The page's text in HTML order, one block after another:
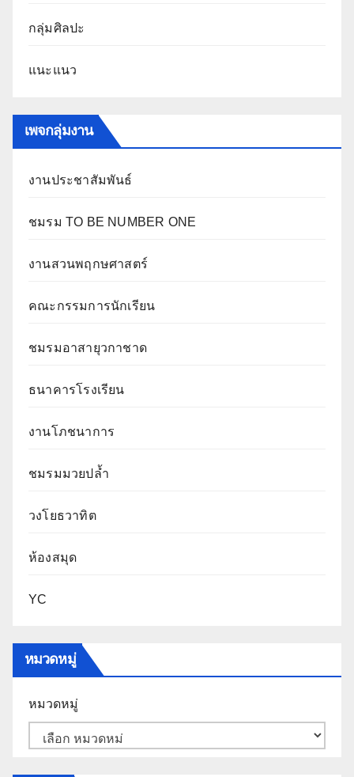
กลุ่มศิลปะ
แนะแนว
เพจกลุ่มงาน
งานประชาสัมพันธ์
ชมรม TO BE NUMBER ONE
งานสวนพฤกษศาสตร์
คณะกรรมการนักเรียน
ชมรมอาสายุวกาชาด
ธนาคารโรงเรียน
งานโภชนาการ
ชมรมมวยปล้ำ
วงโยธวาทิต
ห้องสมุด
YC
หมวดหมู่
หมวดหมู่